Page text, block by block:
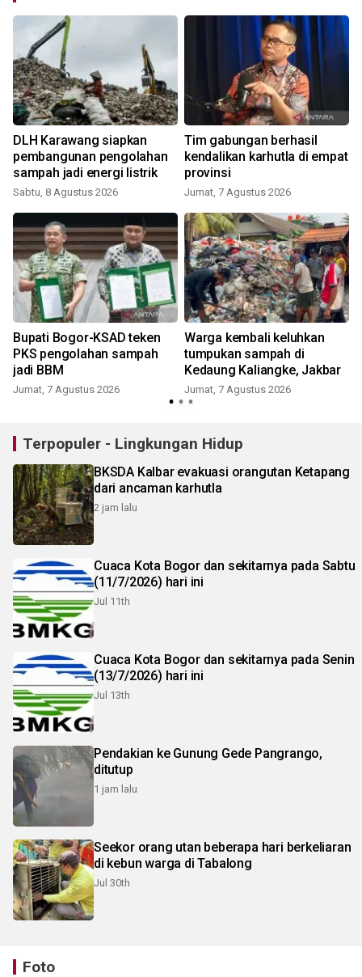
DLH Karawang siapkan
pembangunan pengolahan
sampah jadi energi listrik
Sabtu, 8 Agustus 2026
Tim gabungan berhasil
kendalikan karhutla di empat
provinsi
Jumat, 7 Agustus 2026
Bupati Bogor-KSAD teken
PKS pengolahan sampah
jadi BBM
Jumat, 7 Agustus 2026
Warga kembali keluhkan
tumpukan sampah di
Kedaung Kaliangke, Jakbar
Jumat, 7 Agustus 2026
Terpopuler - Lingkungan Hidup
BKSDA Kalbar evakuasi orangutan Ketapang
dari ancaman karhutla
2 jam lalu
Cuaca Kota Bogor dan sekitarnya pada Sabtu
(11/7/2026) hari ini
Jul 11th
Cuaca Kota Bogor dan sekitarnya pada Senin
(13/7/2026) hari ini
Jul 13th
Pendakian ke Gunung Gede Pangrango,
ditutup
1 jam lalu
Seekor orang utan beberapa hari berkeliaran
di kebun warga di Tabalong
Jul 30th
Foto